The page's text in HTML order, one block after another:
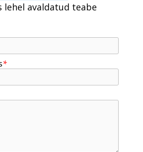
lehel avaldatud teabe
*